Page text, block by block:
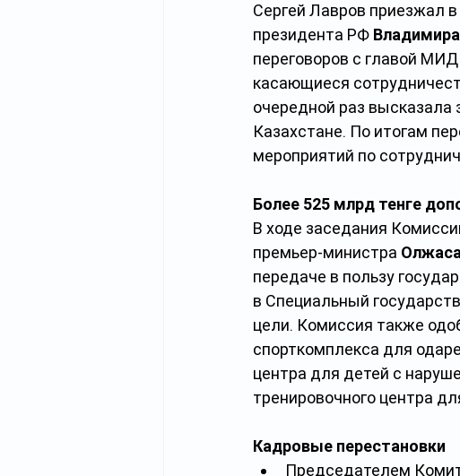
Сергей Лавров приезжал
президента РФ
переговоров с главой
касающиеся
очередной раз высказала
Казахстане. По итогам
мероприятий по
Более 525 млрд тенге
В ходе заседания
премьер-министра
передаче в пользу
в Специальный
цели. Комиссия также
спорткомплекса для
центра для детей с
тренировочного центра
Кадровые перестановки
Председателем